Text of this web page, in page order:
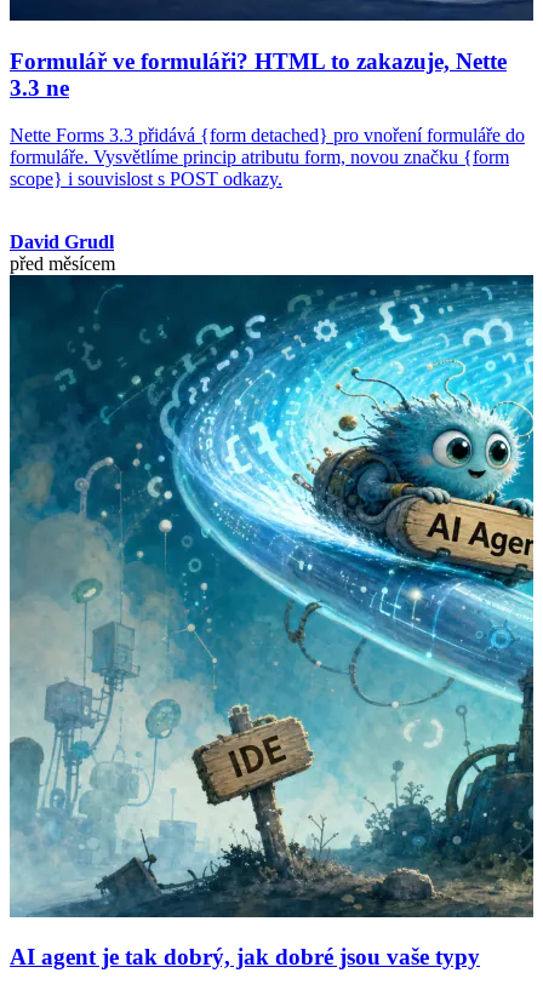
Formulář ve formuláři? HTML to zakazuje, Nette
3.3 ne
Nette Forms 3.3 přidává {form detached} pro vnoření formuláře do
formuláře. Vysvětlíme princip atributu form, novou značku {form
scope} i souvislost s POST odkazy.
David Grudl
před měsícem
AI agent je tak dobrý, jak dobré jsou vaše typy